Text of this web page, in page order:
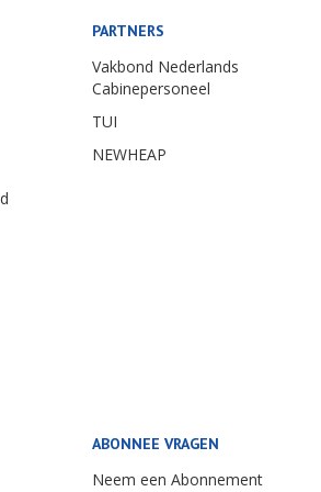
PARTNERS
Vakbond Nederlands
Cabinepersoneel
TUI
NEWHEAP
ABONNEE VRAGEN
Neem een Abonnement